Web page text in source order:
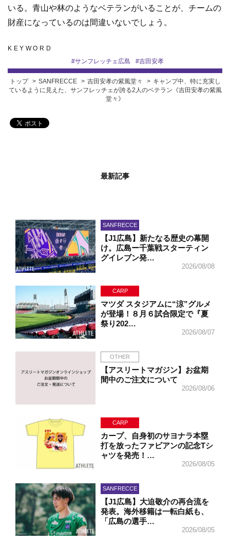
いる。青山や林のようなベテランがいることが、チームの
財産になっているのは間違いないでしょう。
KEYWORD
#サンフレッチェ広島 #吉田安孝
トップ SANFRECCE 吉田安孝の紫風堂々
キャンプ中、特に充実し
ているように見えた、サンフレッチェが誇る2人のベテラン《吉田安孝の紫風
堂々》
最新記事
SANFRECCE
【J1広島】新たなる歴史の幕開
け。広島ー千葉戦スターティン
グイレブン発…
2026/08/08
CARP
マツダ スタジアムに“涼”グルメ
が登場！８月６試合限定で『夏
祭り202…
2026/08/07
OTHER
【アスリートマガジン】お盆期
間中のご注文について
2026/08/06
CARP
カープ、自身初のサヨナラ本塁
打を放ったファビアンの記念Tシ
ャツを発売！…
2026/08/05
SANFRECCE
【J1広島】大迫敬介の再合流を
発表。海外移籍は一転白紙も、
「広島の選手…
2026/08/05